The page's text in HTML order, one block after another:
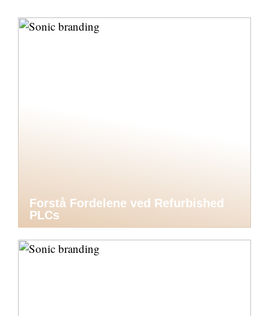
Forstå Fordelene ved Refurbished
PLCs